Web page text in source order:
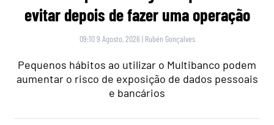
evitar depois de fazer uma operação
09:10 9 Agosto, 2026 | Rubén Gonçalves
Pequenos hábitos ao utilizar o Multibanco podem
aumentar o risco de exposição de dados pessoais
e bancários